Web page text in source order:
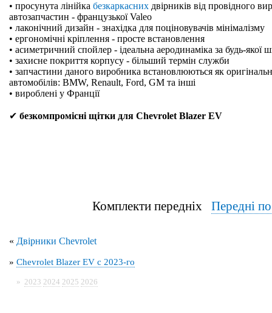
• просунута лінійка безкаркасних двірників від провідного
автозапчастин - французької Valeo
• лаконічний дизайн - знахідка для поціновувачів мінімалізму
• ергономічні кріплення - просте встановлення
• асиметричний спойлер - ідеальна аеродинаміка за будь-якої
• захисне покриття корпусу - більший термін служби
• запчастини даного виробника встановлюються як
автомобілів: BMW, Renault, Ford, GM та інші
• вироблені у Франції
✔ безкомпромісні щітки для Chevrolet Blazer EV
Комплекти передніх Передні
« Двірники Chevrolet
» Chevrolet Blazer EV с 2023-го
» 2023 2024 2025 2026